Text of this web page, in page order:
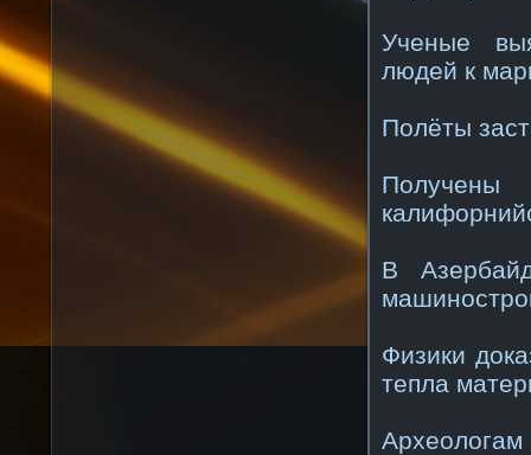
Ученые
людей к
Полёты
Получены
В
Физики
тепла
Археологам